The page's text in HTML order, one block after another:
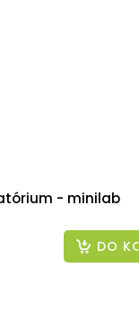
- minilab
DO